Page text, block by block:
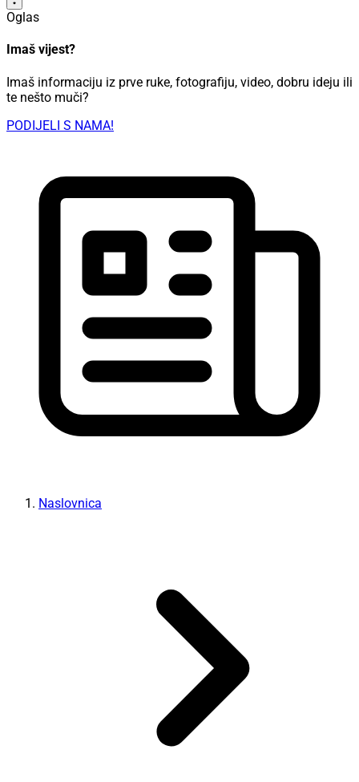
Oglas
Imaš vijest?
Imaš informaciju iz prve ruke, fotografiju, video, dobru ideju ili
te nešto muči?
PODIJELI S NAMA!
Naslovnica